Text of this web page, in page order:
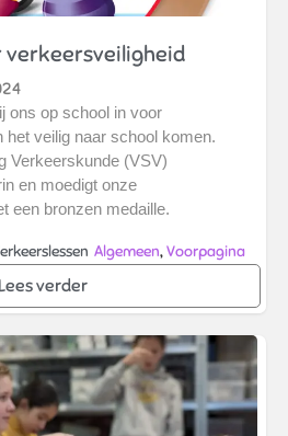
verkeersveiligheid
ons op school in voor
het veilig naar school komen.
Verkeerskunde (VSV)
en moedigt onze
een bronzen medaille.
Algemeen,Voorpagina
Lees verder